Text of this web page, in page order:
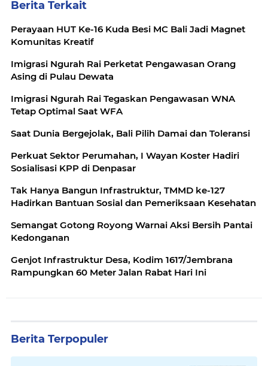
Berita Terkait
Perayaan HUT Ke-16 Kuda Besi MC Bali Jadi Magnet
Komunitas Kreatif
Imigrasi Ngurah Rai Perketat Pengawasan Orang
Asing di Pulau Dewata
Imigrasi Ngurah Rai Tegaskan Pengawasan WNA
Tetap Optimal Saat WFA
Saat Dunia Bergejolak, Bali Pilih Damai dan Toleransi
Perkuat Sektor Perumahan, I Wayan Koster Hadiri
Sosialisasi KPP di Denpasar
Tak Hanya Bangun Infrastruktur, TMMD ke-127
Hadirkan Bantuan Sosial dan Pemeriksaan Kesehatan
Semangat Gotong Royong Warnai Aksi Bersih Pantai
Kedonganan
Genjot Infrastruktur Desa, Kodim 1617/Jembrana
Rampungkan 60 Meter Jalan Rabat Hari Ini
Berita Terpopuler